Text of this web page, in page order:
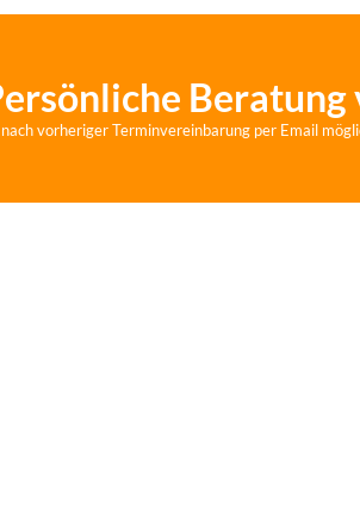
vorheriger Terminvereinbarung per Email